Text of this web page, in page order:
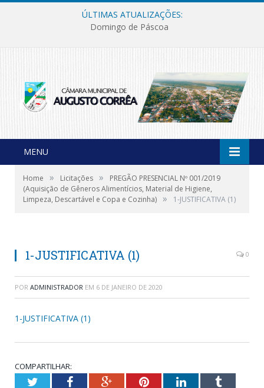
ÚLTIMAS ATUALIZAÇÕES:
Domingo de Páscoa
MENU
Home » Licitações »
PREGÃO PRESENCIAL Nº 001/2019
(Aquisição de Gêneros Alimentícios, Material de Higiene,
Limpeza, Descartável e Copa e Cozinha) » 1-JUSTIFICATIVA (1)
1-JUSTIFICATIVA (1) 0
POR ADMINISTRADOR EM 6 DE JANEIRO DE 2020
1-JUSTIFICATIVA (1)
COMPARTILHAR:
TwitterFacebookGoogle+PinterestLinkedInTumblr